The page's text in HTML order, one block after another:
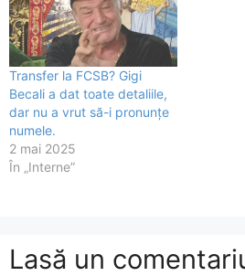
Transfer la FCSB? Gigi
Becali a dat toate detaliile,
dar nu a vrut să-i pronunțe
numele.
2 mai 2025
În „Interne”
Lasă un